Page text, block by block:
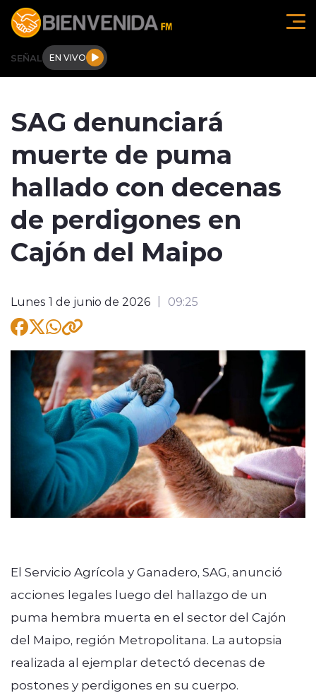
Click acá para ir directamente al contenido
SEÑAL EN VIVO
Tendencias
Internacional
Entrevistas
modo claro
SAG denunciará
muerte de puma
hallado con decenas
de perdigones en
Cajón del Maipo
Lunes 1 de junio de 2026 09:25
El Servicio Agrícola y Ganadero, SAG, anunció
acciones legales luego del hallazgo de un
puma hembra muerta en el sector del Cajón
del Maipo, región Metropolitana. La autopsia
realizada al ejemplar detectó decenas de
postones y perdigones en su cuerpo.